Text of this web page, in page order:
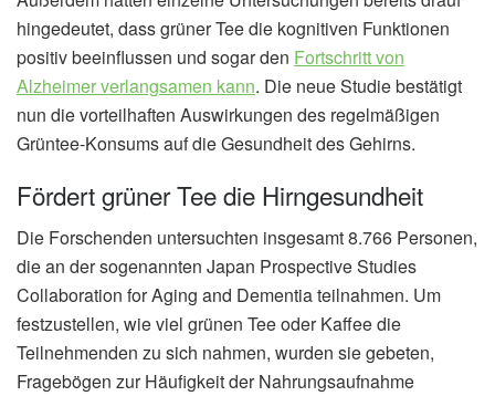
hingedeutet, dass grüner Tee die kognitiven Funktionen
positiv beeinflussen und sogar den Fortschritt von
Alzheimer verlangsamen kann. Die neue Studie bestätigt
nun die vorteilhaften Auswirkungen des regelmäßigen
Grüntee-Konsums auf die Gesundheit des Gehirns.
Fördert grüner Tee die Hirngesundheit
Die Forschenden untersuchten insgesamt 8.766 Personen,
die an der sogenannten Japan Prospective Studies
Collaboration for Aging and Dementia teilnahmen. Um
festzustellen, wie viel grünen Tee oder Kaffee die
Teilnehmenden zu sich nahmen, wurden sie gebeten,
Fragebögen zur Häufigkeit der Nahrungsaufnahme